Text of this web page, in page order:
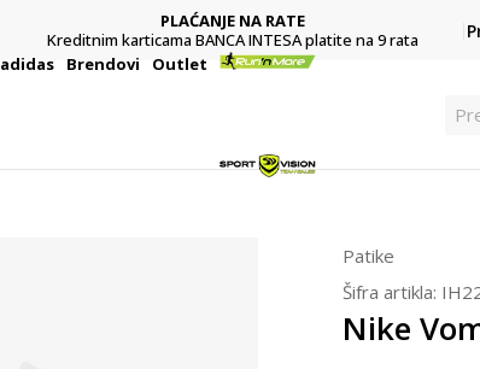
PLAĆANJE NA RATE
Kreditnim karticama BANCA INTESA platite na 9 rata
adidas Brendovi Outlet
Patike
Šifra artikla:
Nike